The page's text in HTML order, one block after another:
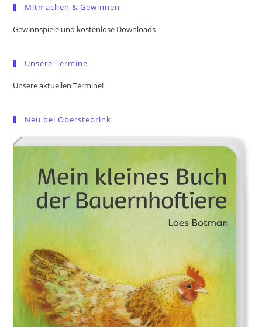
Mitmachen & Gewinnen
Gewinnspiele und kostenlose Downloads
Unsere Termine
Unsere aktuellen Termine!
Neu bei Oberstebrink